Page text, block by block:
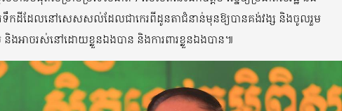
កដីដែលនៅសេសសល់ដែលជាកេរពីដូនតាជំនាន់មុនឱ្យបានគង់វង្ស និងចូលរួម
និងអាចរស់នៅដោយខ្លួនឯងបាន និងការពារខ្លួនឯងបាន៕